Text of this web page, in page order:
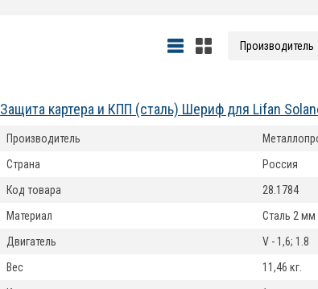
Защита картера и КПП (сталь) Шериф для Lifan
Производитель
Страна
Россия
Код товара
28.1784
Материал
Сталь 2 мм
Двигатель
V - 1,6; 1.8
Вес
11,46 кг.